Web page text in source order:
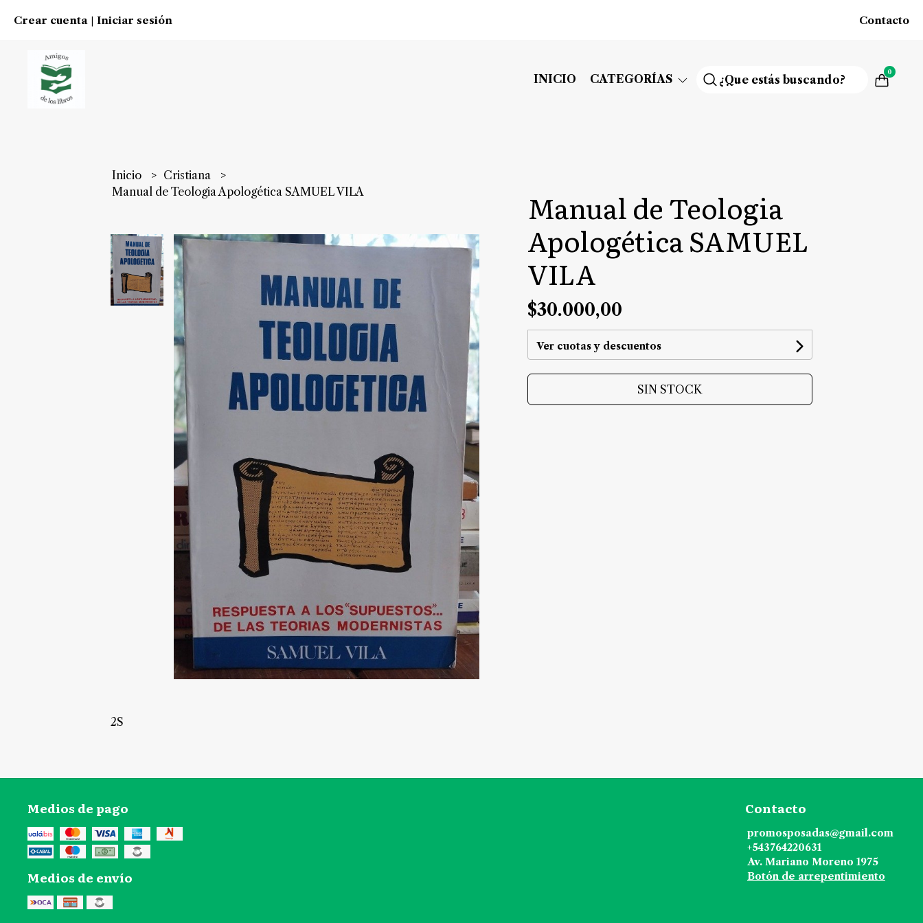
Crear cuenta Iniciar sesión Contacto
INICIO CATEGORÍAS
0
Inicio
Cristiana
Manual de Teologia Apologética SAMUEL VILA
2S
Manual de Teologia
Apologética SAMUEL
VILA
$30.000,00
Ver cuotas y descuentos
SIN STOCK
Medios de pago
Medios de envío
Contacto
promosposadas@gmail.com
+543764220631
Av. Mariano Moreno 1975
Botón de arrepentimiento